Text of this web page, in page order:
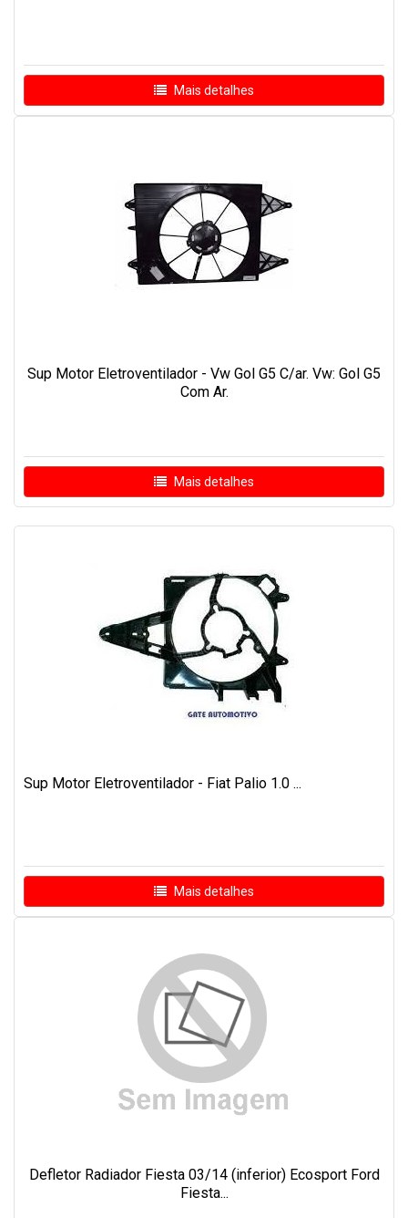
Mais detalhes
Sup Motor Eletroventilador - Vw Gol G5 C/ar. Vw: Gol G5
Com Ar.
Mais detalhes
Sup Motor Eletroventilador - Fiat Palio 1.0 ...
Mais detalhes
Defletor Radiador Fiesta 03/14 (inferior) Ecosport Ford
Fiesta...